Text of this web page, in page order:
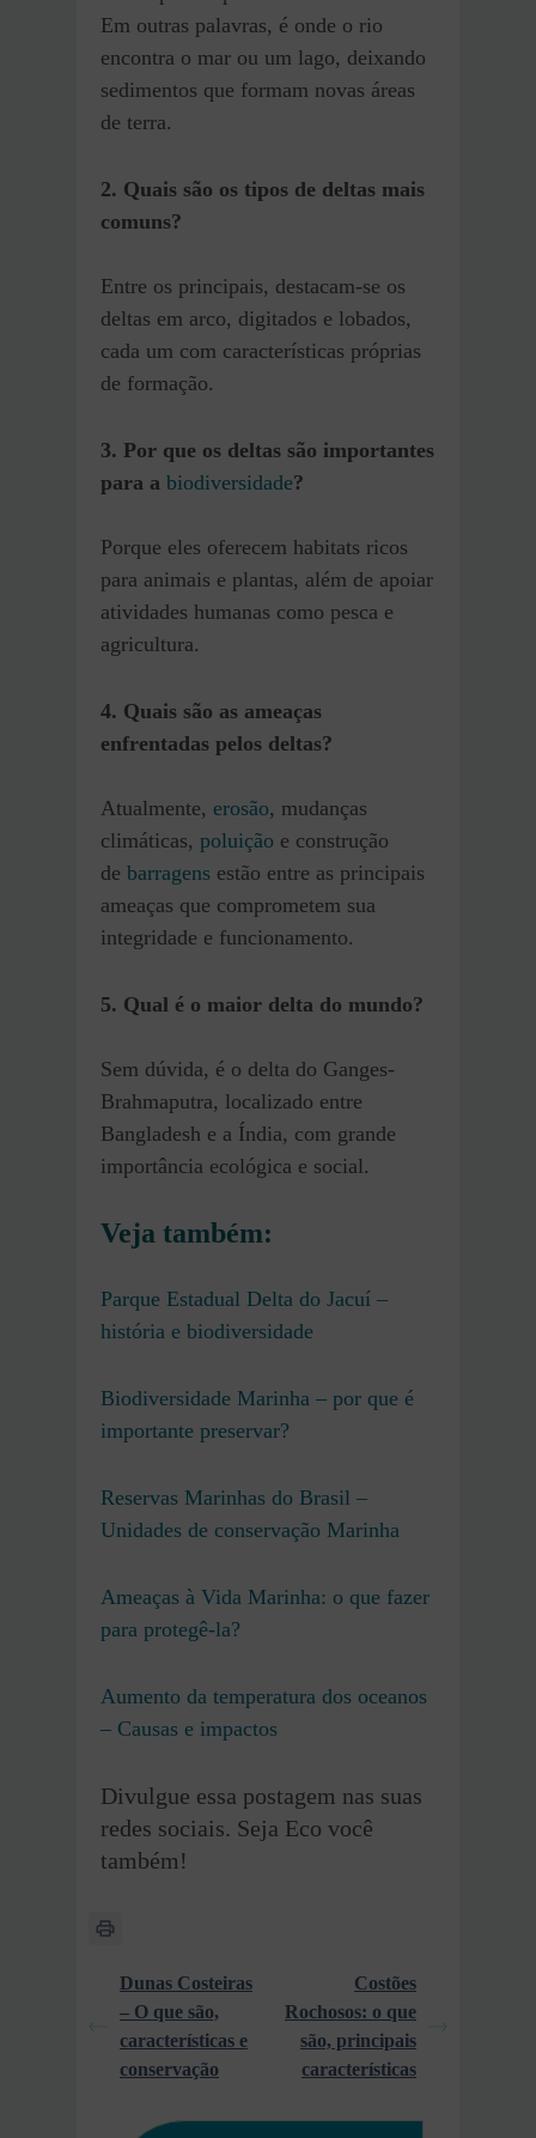
Em outras palavras, é onde o rio
encontra o mar ou um lago, deixando
sedimentos que formam novas áreas
de terra.
2. Quais são os tipos de deltas mais
comuns?
Entre os principais, destacam-se os
deltas em arco, digitados e lobados,
cada um com características próprias
de formação.
3. Por que os deltas são importantes
para a biodiversidade?
Porque eles oferecem habitats ricos
para animais e plantas, além de apoiar
atividades humanas como pesca e
agricultura.
4. Quais são as ameaças
enfrentadas pelos deltas?
Atualmente, erosão, mudanças
climáticas, poluição e construção
de barragens estão entre as principais
ameaças que comprometem sua
integridade e funcionamento.
5. Qual é o maior delta do mundo?
Sem dúvida, é o delta do Ganges-
Brahmaputra, localizado entre
Bangladesh e a Índia, com grande
importância ecológica e social.
Veja também:
Parque Estadual Delta do Jacuí –
história e biodiversidade
Biodiversidade Marinha – por que é
importante preservar?
Reservas Marinhas do Brasil –
Unidades de conservação Marinha
Ameaças à Vida Marinha: o que fazer
para protegê-la?
Aumento da temperatura dos oceanos
– Causas e impactos
Divulgue essa postagem nas suas
redes sociais. Seja Eco você
também!
Dunas Costeiras
– O que são,
características e
conservação
Costões
Rochosos: o que
são, principais
características